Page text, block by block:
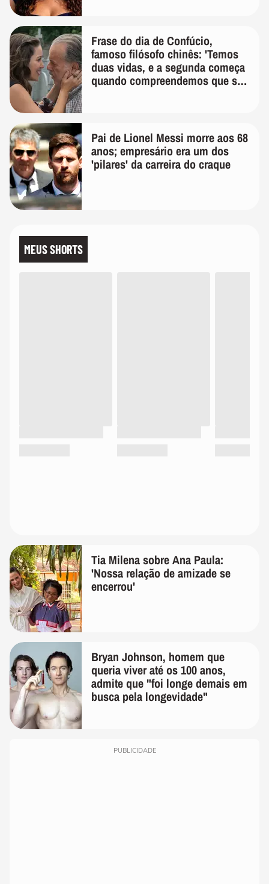
Frase do dia de Confúcio,
famoso filósofo chinês: 'Temos
duas vidas, e a segunda começa
quando compreendemos que só
Pai de Lionel Messi morre aos 68
anos; empresário era um dos
'pilares' da carreira do craque
MEUS SHORTS
Tia Milena sobre Ana Paula:
'Nossa relação de amizade se
encerrou'
Bryan Johnson, homem que
queria viver até os 100 anos,
admite que "foi longe demais em
busca pela longevidade"
PUBLICIDADE